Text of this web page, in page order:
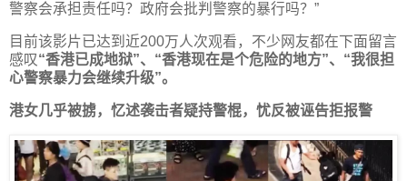
警察会承担责任吗？政府会批判警察的暴行吗？”
目前该影片已达到近200万人次观看，不少网友都在下面留言
感叹“香港已成地狱”、“香港现在是个危险的地方”、“我很担
心警察暴力会继续升级”。
港女几乎被掳，忆述袭击者疑持警棍，忧反被诬告拒报警